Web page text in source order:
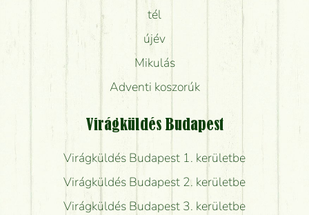
tél
újév
Mikulás
Adventi koszorúk
Virágküldés Budapest
Virágküldés Budapest 1. kerületbe
Virágküldés Budapest 2. kerületbe
Virágküldés Budapest 3. kerületbe